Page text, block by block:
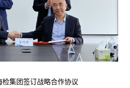
检集团签订战略合作协议